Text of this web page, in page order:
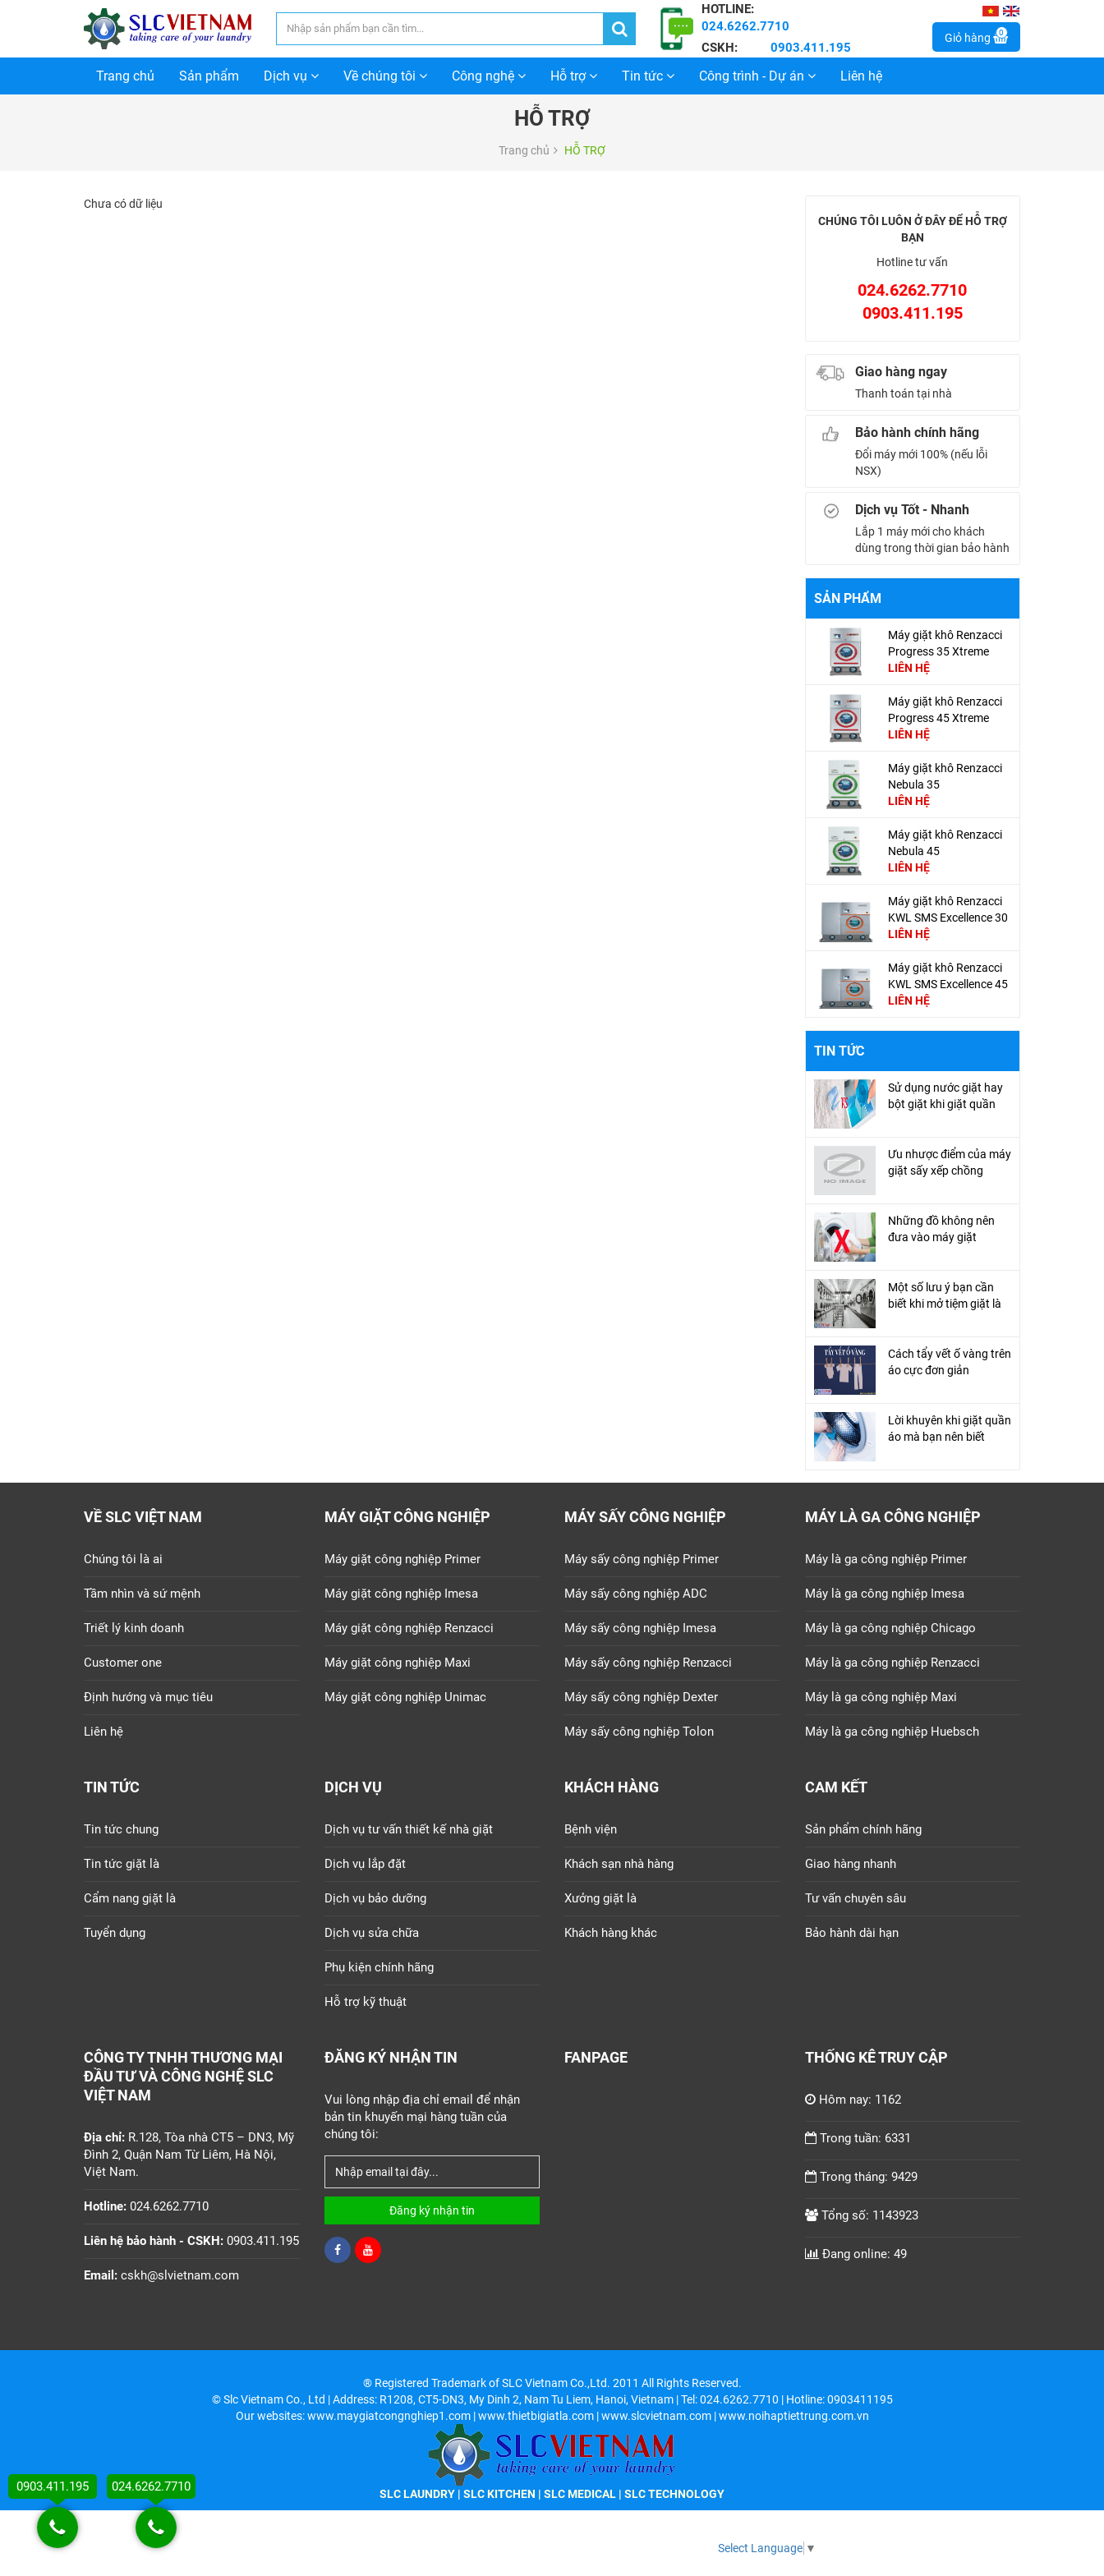
HOTLINE:
024.6262.7710
CSKH:
0903.411.195
Giỏ hàng 0
Trang chủ Sản phẩm Dịch vụ Về chúng tôi Công nghệ Hỗ trợ Tin tức Công trình - Dự án Liên hệ
Trang chủ HỖ TRỢ
HỖ TRỢ
Chưa có dữ liệu
CHÚNG TÔI LUÔN Ở ĐÂY ĐỂ HỖ TRỢ
BẠN
Hotline tư vấn
024.6262.7710
0903.411.195
Giao hàng ngay
Thanh toán tại nhà
Bảo hành chính hãng
Đổi máy mới 100% (nếu lỗi
NSX)
Dịch vụ Tốt - Nhanh
Lắp 1 máy mới cho khách
dùng trong thời gian bảo hành
SẢN PHẨM
Máy giặt khô Renzacci
Progress 35 Xtreme
Club
LIÊN HỆ
Máy giặt khô Renzacci
Progress 45 Xtreme
Club
LIÊN HỆ
Máy giặt khô Renzacci
Nebula 35
LIÊN HỆ
Máy giặt khô Renzacci
Nebula 45
LIÊN HỆ
Máy giặt khô Renzacci
KWL SMS Excellence 30
LIÊN HỆ
Máy giặt khô Renzacci
KWL SMS Excellence 45
LIÊN HỆ
TIN TỨC
Sử dụng nước giặt hay
bột giặt khi giặt quần
Ưu nhược điểm của máy
giặt sấy xếp chồng
Những đồ không nên
đưa vào máy giặt
Một số lưu ý bạn cần
biết khi mở tiệm giặt là
Cách tẩy vết ố vàng trên
áo cực đơn giản
Lời khuyên khi giặt quần
áo mà bạn nên biết
VỀ SLC VIỆT NAM
Chúng tôi là ai
Tầm nhìn và sứ mệnh
Triết lý kinh doanh
Customer one
Định hướng và mục tiêu
Liên hệ
MÁY GIẶT CÔNG NGHIỆP
Máy giặt công nghiệp Primer
Máy giặt công nghiệp Imesa
Máy giặt công nghiệp Renzacci
Máy giặt công nghiệp Maxi
Máy giặt công nghiệp Unimac
MÁY SẤY CÔNG NGHIỆP
Máy sấy công nghiệp Primer
Máy sấy công nghiệp ADC
Máy sấy công nghiệp Imesa
Máy sấy công nghiệp Renzacci
Máy sấy công nghiệp Dexter
Máy sấy công nghiệp Tolon
MÁY LÀ GA CÔNG NGHIỆP
Máy là ga công nghiệp Primer
Máy là ga công nghiệp Imesa
Máy là ga công nghiệp Chicago
Máy là ga công nghiệp Renzacci
Máy là ga công nghiệp Maxi
Máy là ga công nghiệp Huebsch
TIN TỨC
Tin tức chung
Tin tức giặt là
Cẩm nang giặt là
Tuyển dụng
DỊCH VỤ
Dịch vụ tư vấn thiết kế nhà giặt
Dịch vụ lắp đặt
Dịch vụ bảo dưỡng
Dịch vụ sửa chữa
Phụ kiện chính hãng
Hỗ trợ kỹ thuật
KHÁCH HÀNG
Bệnh viện
Khách sạn nhà hàng
Xưởng giặt là
Khách hàng khác
CAM KẾT
Sản phẩm chính hãng
Giao hàng nhanh
Tư vấn chuyên sâu
Bảo hành dài hạn
CÔNG TY TNHH THƯƠNG MẠI
ĐẦU TƯ VÀ CÔNG NGHỆ SLC
VIỆT NAM
Địa chỉ: R.128, Tòa nhà CT5 – DN3, Mỹ
Đình 2, Quận Nam Từ Liêm, Hà Nội,
Việt Nam.
Hotline: 024.6262.7710
Liên hệ bảo hành - CSKH: 0903.411.195
Email: cskh@slvietnam.com
ĐĂNG KÝ NHẬN TIN
Vui lòng nhập địa chỉ email để nhận
bản tin khuyến mại hàng tuần của
chúng tôi:
Đăng ký nhận tin
FANPAGE THỐNG KÊ TRUY CẬP
Hôm nay: 1162
Trong tuần: 6331
Trong tháng: 9429
Tổng số: 1143923
Đang online: 49
® Registered Trademark of SLC Vietnam Co.,Ltd. 2011 All Rights Reserved.
© Slc Vietnam Co., Ltd | Address: R1208, CT5-DN3, My Dinh 2, Nam Tu Liem, Hanoi, Vietnam | Tel: 024.6262.7710 | Hotline: 0903411195
Our websites: www.maygiatcongnghiep1.com | www.thietbigiatla.com | www.slcvietnam.com | www.noihaptiettrung.com.vn
SLC LAUNDRY | SLC KITCHEN | SLC MEDICAL | SLC TECHNOLOGY
0903.411.195 024.6262.7710
Select Language ▼